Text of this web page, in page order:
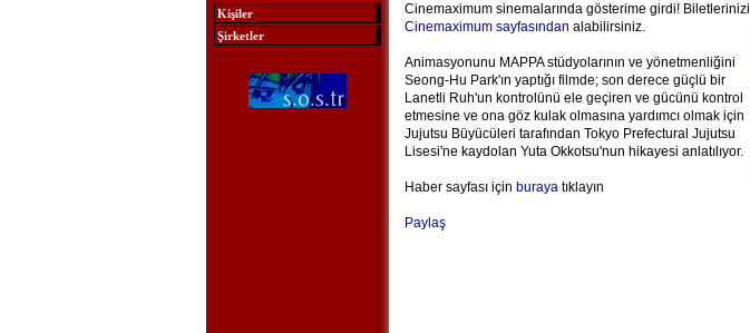
Kişiler
Şirketler
Cinemaximum sinemalarında gösterime girdi! Biletlerinizi
Cinemaximum sayfasından alabilirsiniz.
Animasyonunu MAPPA stüdyolarının ve yönetmenliğini
Seong-Hu Park'ın yaptığı filmde; son derece güçlü bir
Lanetli Ruh'un kontrolünü ele geçiren ve gücünü kontrol
etmesine ve ona göz kulak olmasına yardımcı olmak için
Jujutsu Büyücüleri tarafından Tokyo Prefectural Jujutsu
Lisesi'ne kaydolan Yuta Okkotsu'nun hikayesi anlatılıyor.
Haber sayfası için burayatıklayın
Paylaş